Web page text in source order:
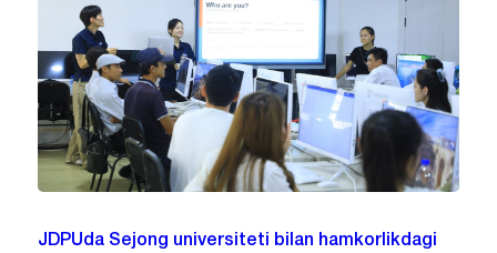
JDPUda Sejong universiteti bilan hamkorlikdagi